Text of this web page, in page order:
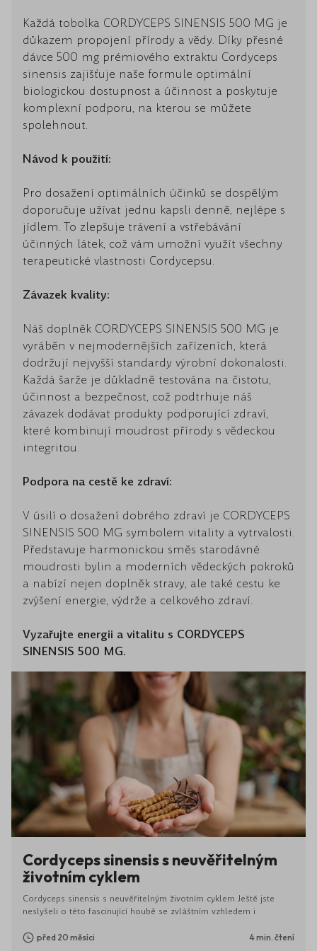
Každá tobolka CORDYCEPS SINENSIS 500 MG je
důkazem propojení přírody a vědy. Díky přesné
dávce 500 mg prémiového extraktu Cordyceps
sinensis zajišťuje naše formule optimální
biologickou dostupnost a účinnost a poskytuje
komplexní podporu, na kterou se můžete
spolehnout.
Návod k použití:
Pro dosažení optimálních účinků se dospělým
doporučuje užívat jednu kapsli denně, nejlépe s
jídlem. To zlepšuje trávení a vstřebávání
účinných látek, což vám umožní využít všechny
terapeutické vlastnosti Cordycepsu.
Závazek kvality:
Náš doplněk CORDYCEPS SINENSIS 500 MG je
vyráběn v nejmodernějších zařízeních, která
dodržují nejvyšší standardy výrobní dokonalosti.
Každá šarže je důkladně testována na čistotu,
účinnost a bezpečnost, což podtrhuje náš
závazek dodávat produkty podporující zdraví,
které kombinují moudrost přírody s vědeckou
integritou.
Podpora na cestě ke zdraví:
V úsilí o dosažení dobrého zdraví je CORDYCEPS
SINENSIS 500 MG symbolem vitality a vytrvalosti.
Představuje harmonickou směs starodávné
moudrosti bylin a moderních vědeckých pokroků
a nabízí nejen doplněk stravy, ale také cestu ke
zvýšení energie, výdrže a celkového zdraví.
Vyzařujte energii a vitalitu s CORDYCEPS
SINENSIS 500 MG.
Cordyceps sinensis s neuvěřitelným
životním cyklem
Cordyceps sinensis s neuvěřitelným životním cyklem Ještě jste
neslyšeli o této fascinující houbě se zvláštním vzhledem i
houba dlouhověkosti “ mnoho neprozrazují ... Tato vzácná houba
před 20 měsíci 4 min. čtení